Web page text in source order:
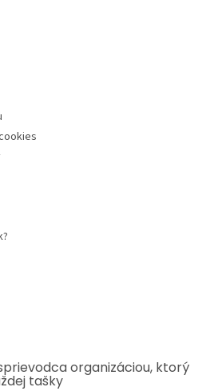
organizáciou, ktorý
tašky